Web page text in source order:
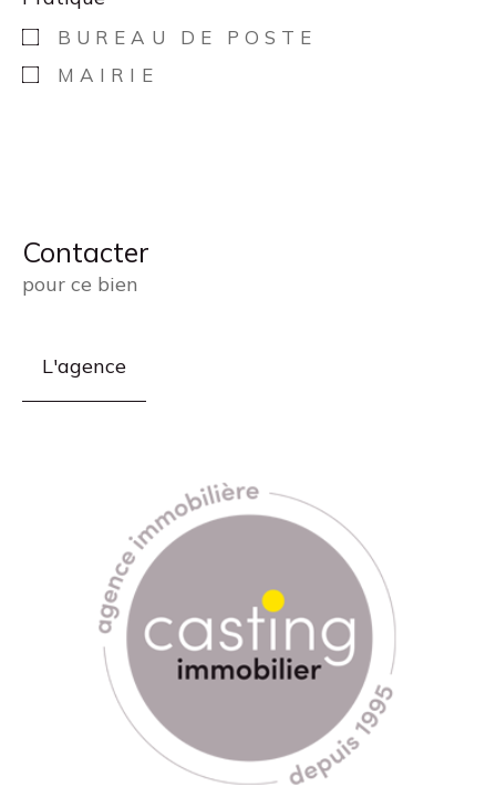
BUREAU DE POSTE
MAIRIE
Contacter
pour ce bien
L'agence